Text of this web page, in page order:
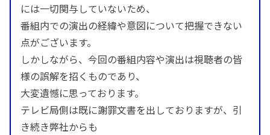
には一切関与していないため、
番組内での演出の経緯や意図について把握できない
点がございます。
しかしながら、今回の番組内容や演出は視聴者の皆
様の誤解を招くものであり、
大変遺憾に思っております。
テレビ局側は既に謝罪文書を出しておりますが、引
き続き弊社からも